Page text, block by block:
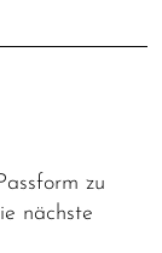
zu
nächste